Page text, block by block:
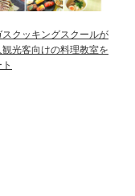
スクッキングスクールが
観光客向けの料理教室を